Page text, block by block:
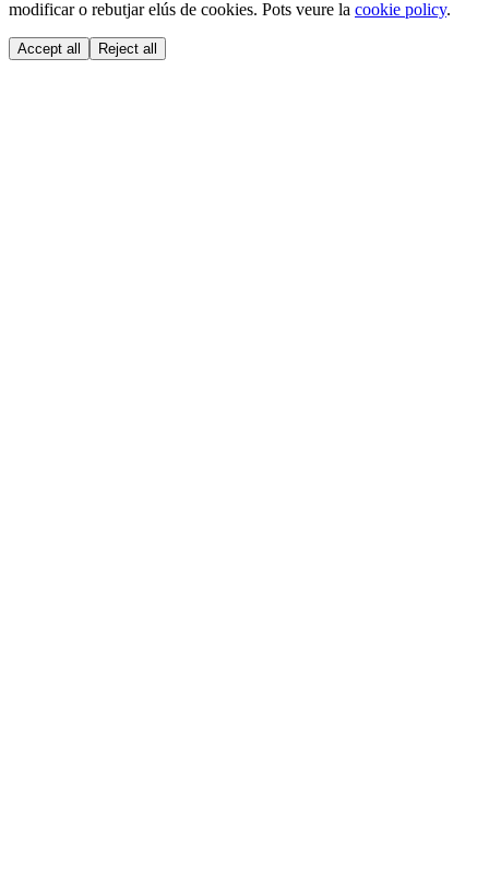
modificar o rebutjar elús de cookies. Pots veure la cookie policy.
Accept all Reject all